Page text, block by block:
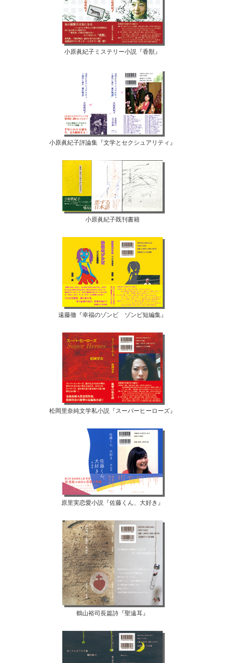
小原眞紀子ミステリー小説『香獣』
小原眞紀子評論集『文学とセクシュアリティ』
小原眞紀子既刊書籍
遠藤徹『幸福のゾンビ ゾンビ短編集』
松岡里奈純文学私小説『スーパーヒーローズ』
原里実恋愛小説『佐藤くん、大好き』
鶴山裕司長篇詩『聖遠耳』